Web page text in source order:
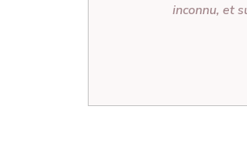
inconnu, et